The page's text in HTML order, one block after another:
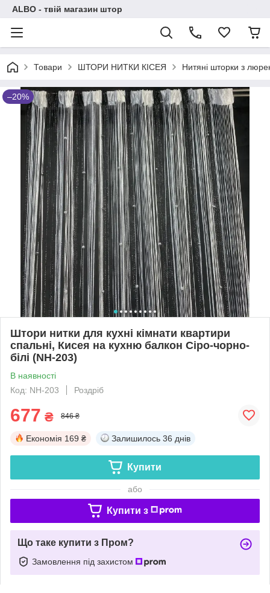
ALBO - твій магазин штор
Товари ШТОРИ НИТКИ КІСЕЯ Нитяні шторки з
–20%
Штори нитки для кухні кімнати квартири
спальні, Кисея на кухню балкон Сіро-чорно-
білі (NH-203)
В наявності
Код: NH-203
Роздріб
677 ₴ 846 ₴
Економія 169 ₴ Залишилось 36 днів
Купити
або
Купити з
Що таке купити з Пром?
Замовлення під захистом